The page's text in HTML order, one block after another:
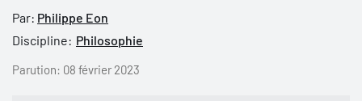
Par: Philippe Eon
Discipline: Philosophie
Parution: 08 février 2023